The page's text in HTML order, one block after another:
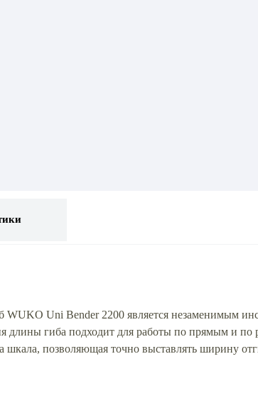
Uni Bender 2200 является незаменимым
гиба подходит для работы по прямым и по
шкала, позволяющая точно выставлять ширину